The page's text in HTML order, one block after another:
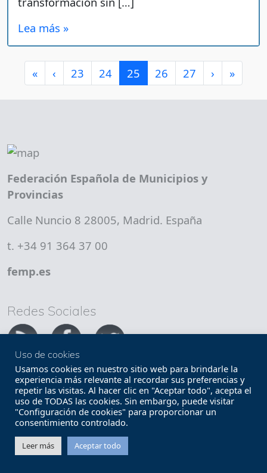
Lea más »
Page navigation
« ‹ Page
23 Page
24 Current Page
25 Page
26 Page
27 › »
Federación Española de Municipios y
Provincias
Calle Nuncio 8 28005, Madrid. España
t. +34 91 364 37 00
femp.es
Redes Sociales
Copyright FEMP
Accesibilidad
Términos legales
Política de privacidad
Términos y condiciones de uso
Uso de cookies
Usamos cookies en nuestro sitio web para brindarle la
experiencia más relevante al recordar sus preferencias y
repetir las visitas. Al hacer clic en "Aceptar todo", acepta el
uso de TODAS las cookies. Sin embargo, puede visitar
"Configuración de cookies" para proporcionar un
consentimiento controlado.
Leer más Aceptar todo